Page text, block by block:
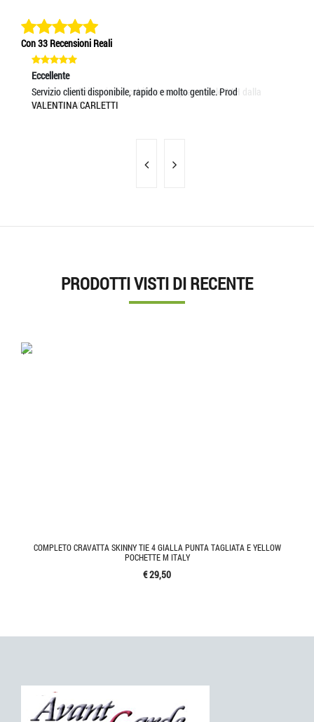
Con 33 Recensioni Reali
Eccellente
Servizio spedizione impeccabile, consegna entro le 24H dalla
MASSIMO BOCOTTI
Eccellente
Servizio clienti disponibile, rapido e molto gentile. Prod
VALENTINA CARLETTI
PRODOTTI VISTI DI RECENTE
'.'
COMPLETO CRAVATTA SKINNY TIE 4 GIALLA PUNTA TAGLIATA E YELLOW
POCHETTE M ITALY
€ 29,50